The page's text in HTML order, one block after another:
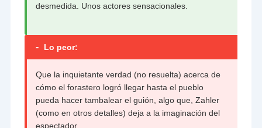
desmedida. Unos actores sensacionales.
- Lo peor:
Que la inquietante verdad (no resuelta) acerca de
cómo el forastero logró llegar hasta el pueblo
pueda hacer tambalear el guión, algo que, Zahler
(como en otros detalles) deja a la imaginación del
espectador.